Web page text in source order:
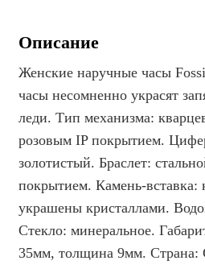
Описание
Женские наручные часы
часы несомненно украсят
леди. Тип механизма:
розовым IP покрытием.
золотистый. Браслет:
покрытием. Камень-вставка:
украшены кристаллами.
Стекло: минеральное.
35мм, толщина 9мм.